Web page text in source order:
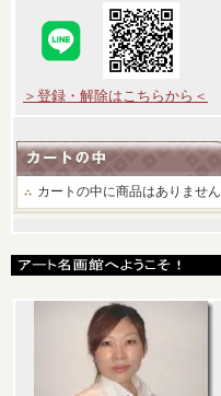
＞登録・解除はこちらから＜
カートの中に商品はありません